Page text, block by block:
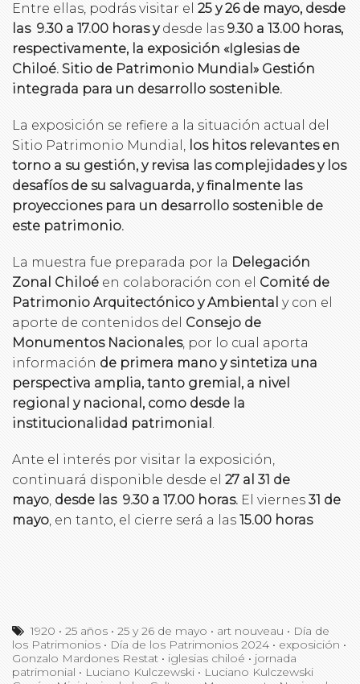
Entre ellas, podrás visitar el 25 y 26 de mayo, desde
las 9.30 a 17.00 horas ydesde las 9.30 a 13.00 horas,
respectivamente, la exposición «Iglesias de
Chiloé. Sitio de Patrimonio Mundial » Gestión
integrada para un desarrollo sostenible.
La exposición se refiere a la situación actual del
Sitio Patrimonio Mundial, los hitos relevantes en
torno a su gestión, y revisa las complejidades y los
desafíos de su salvaguarda, y finalmente las
proyecciones para un desarrollo sostenible de
este patrimonio.
La muestra fue preparada por la Delegación
Zonal Chiloé en colaboración con el Comité de
Patrimonio Arquitectónico y Ambiental y con el
aporte de contenidos del Consejo de
Monumentos Nacionales, por lo cual aporta
información de primera mano y sintetiza una
perspectiva amplia, tanto gremial, a nivel
regional y nacional, como desde la
institucionalidad patrimonial .
Ante el interés por visitar la exposición,
continuará disponible desde el 27 al 31 de
mayo, desde las 9.30 a 17.00 horas. El viernes 31 de
mayo, en tanto, el cierre será a las 15.00 horas
1920 •25 años •25 y 26 de mayo • art nouveau • Día de
los Patrimonios • Día de los Patrimonios 2024 • exposición •
Gonzalo Mardones Restat • iglesias chiloé • jornada
patrimonial • Luciano Kulczewski • Luciano Kulczewski